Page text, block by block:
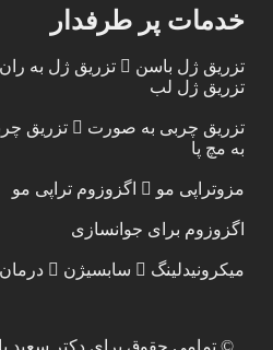
خدمات پر طرفدار
تزریق ژل باسن تزریق ژل به ران
تزریق ژل لب
تزریق چربی به صورت تزریق
به مچ پا
مزوتراپی مو اگزوزوم تراپی مو
اگزوزوم برای جوانسازی
میکرونیدلینگ سابسیژن
© تمامی حقوق برایدکتر سعید